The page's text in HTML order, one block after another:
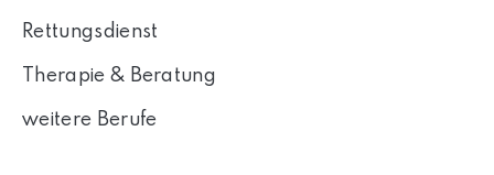
Rettungsdienst
Therapie & Beratung
weitere Berufe